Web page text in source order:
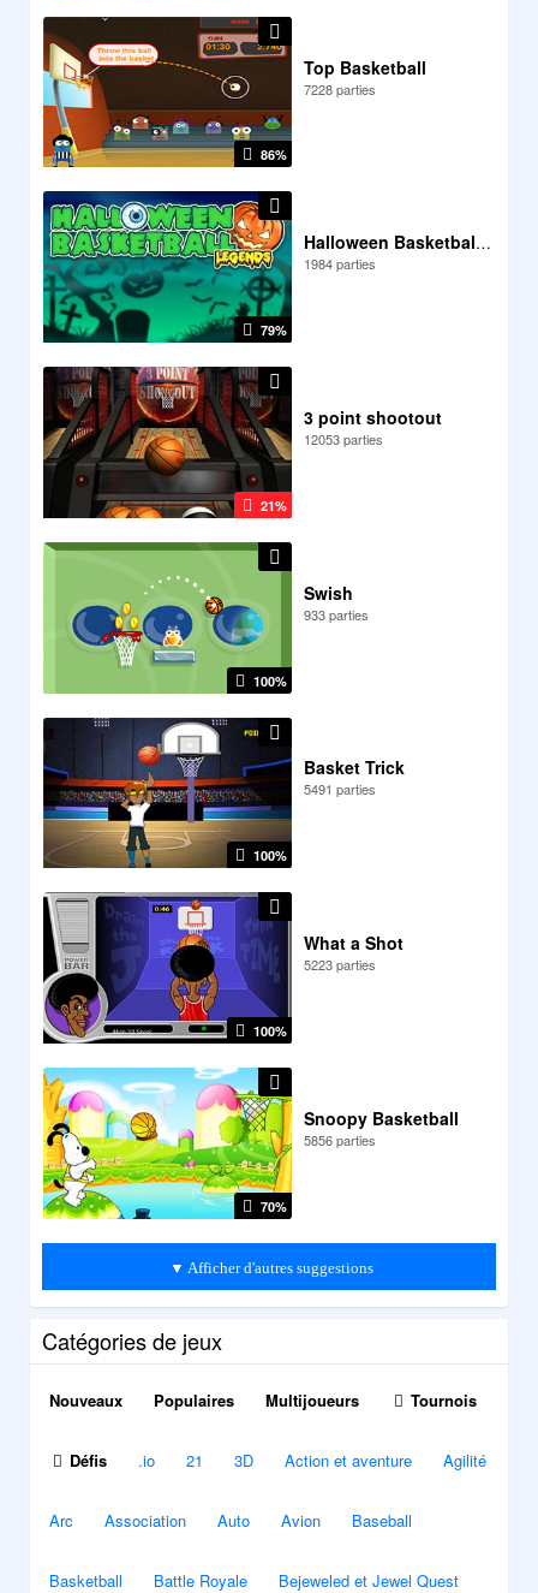
86%
Top Basketball
7228 parties
79%
Halloween Basketball Legends
1984 parties
21%
3 point shootout
12053 parties
100%
Swish
933 parties
100%
Basket Trick
5491 parties
100%
What a Shot
5223 parties
70%
Snoopy Basketball
5856 parties
▼ Afficher d'autres suggestions
Catégories de jeux
Nouveaux Populaires Multijoueurs Tournois
Défis .io 21 3D Action et aventure Agilité
Arc Association Auto Avion Baseball
Basketball Battle Royale Bejeweled et Jewel Quest